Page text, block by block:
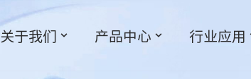
关于我们 产品中心 行业应用